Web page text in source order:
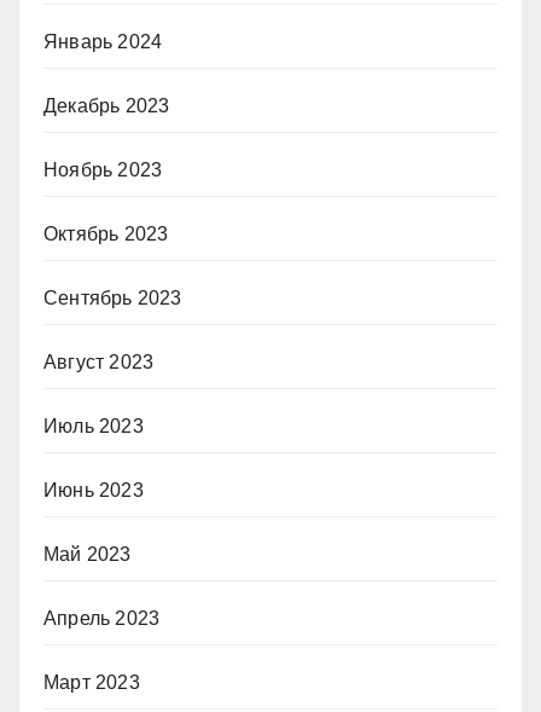
Январь 2024
Декабрь 2023
Ноябрь 2023
Октябрь 2023
Сентябрь 2023
Август 2023
Июль 2023
Июнь 2023
Май 2023
Апрель 2023
Март 2023